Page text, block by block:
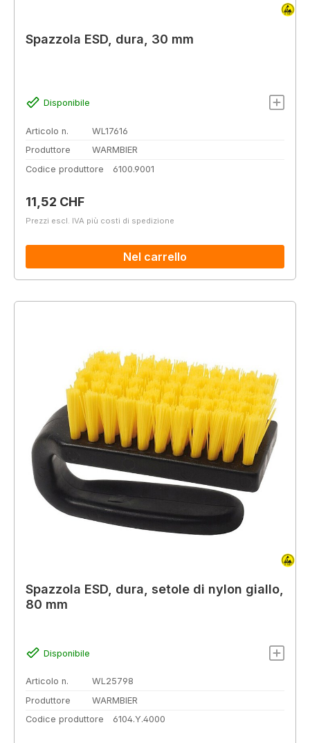
Spazzola ESD, dura, 30 mm
Disponibile
Articolo n.
WL17616
Produttore
WARMBIER
Codice produttore
6100.9001
Prezzo normale:
11,52 CHF
Prezzi escl. IVA più costi di spedizione
Nel carrello
Spazzola ESD, dura, setole di nylon giallo,
80 mm
Disponibile
Articolo n.
WL25798
Produttore
WARMBIER
Codice produttore
6104.Y.4000